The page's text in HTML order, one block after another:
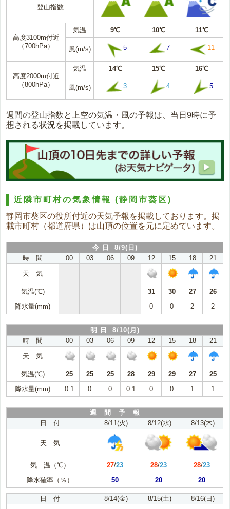
登山指数
高度3100m付近
（700hPa）
気温 9℃ 10℃ 11℃
風(m/s) 5 7 11
高度2000m付近
（800hPa）
気温 14℃ 15℃ 16℃
風(m/s) 3 4 5
週間の登山指数と上空の気温・風の予報は、当日9時に予
想される状況を掲載しています。
近隣市町村の気象情報(静岡市葵区)
静岡市葵区の役所付近の天気予報を掲載しております。掲
載市町村（都道府県）は山頂の位置を元に定めています。
今 日 8/9(日)
時 間
00 03 06 09 12 15 18
21
天 気
気温(℃) 31 30 27
26
降水量(mm)
0 0 2 2
明 日 8/10(月)
時 間
00 03 06 09 12 15 18
21
天 気
気温(℃) 25 25 25 28 29 29 27
25
降水量(mm)
0.1 0 0 0.1 0 0 1 1
週 間 予 報
日 付
8/11(火) 8/12(水) 8/13(木)
天 気
気 温（℃） 27/23 28/23 28/23
降水確率（％）
50 20 20
日 付 8/14(金) 8/15(土) 8/16(日)